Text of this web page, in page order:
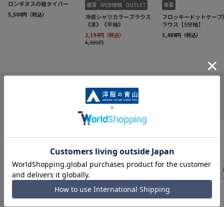
INFORMATION
最新のお買い得情報
スーツスクエア
みんなの